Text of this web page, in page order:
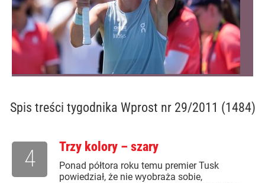
Spis treści tygodnika Wprost nr 29/2011 (1484)
Trzy kolory – szary
Ponad półtora roku temu premier Tusk
powiedział, że nie wyobraża sobie,
4